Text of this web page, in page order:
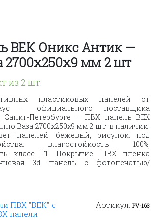
ВЕК Оникс Антик —
2700х250х9 мм 2 шт
из 2 шт.
пластиковых панелей от
— официального поставщика
Петербурге — ПВХ панель ВЕК
Ваза 2700х250х9 мм 2 шт. в наличии.
панелей: бежевый, рисунок: под
влагостойкость 100%,
класс Г1. Покрытие: ПВХ пленка
3d панель с фотопечатью/
Артикул: PV-163
ПВХ "ВЕК" с
панели